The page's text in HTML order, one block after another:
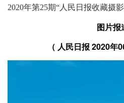
2020年第25期“人民日报收藏摄影
图片报
（ 人民日报 2020年